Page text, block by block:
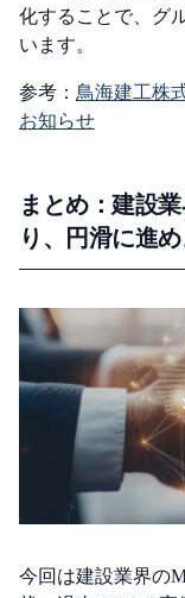
化することで、グ
います。
参考： 鳥海建工株
お知らせ
まとめ：建設
り、円滑に進め
今回は建設業界の